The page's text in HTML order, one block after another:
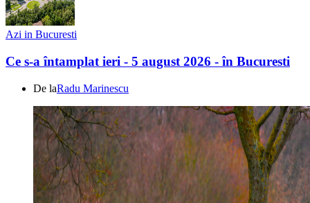
Azi in Bucuresti
Ce s-a întamplat ieri - 5 august 2026 - în Bucuresti
De laRadu Marinescu